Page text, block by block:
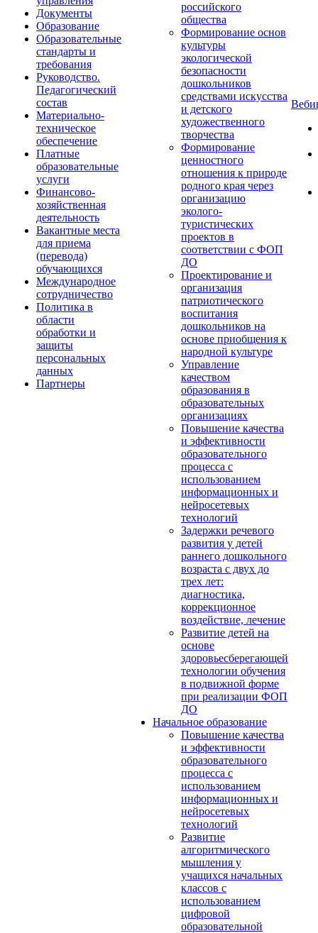
Документы
Образование
Образовательные
стандарты и
требования
Руководство.
Педагогический
состав
Материально-
техническое
обеспечение
Платные
образовательные
услуги
Финансово-
хозяйственная
деятельность
Вакантные места
для приема
(перевода)
обучающихся
Международное
сотрудничество
Политика в
области
обработки и
защиты
персональных
данных
Партнеры
российского
общества
Формирование основ
культуры
экологической
безопасности
дошкольников
средствами искусства
и детского
художественного
творчества
Формирование
ценностного
отношения к природе
родного края через
организацию
эколого-
туристических
проектов в
соответствии с ФОП
ДО
Проектирование и
организация
патриотического
воспитания
дошкольников на
основе приобщения к
народной культуре
Управление
качеством
образования в
образовательных
организациях
Повышение качества
и эффективности
образовательного
процесса с
использованием
информационных и
нейросетевых
технологий
Задержки речевого
развития у детей
раннего дошкольного
возраста с двух до
трех лет:
диагностика,
коррекционное
воздействие, лечение
Развитие детей на
основе
здоровьесберегающей
технологии обучения
в подвижной форме
при реализации ФОП
ДО
Начальное образование
Повышение качества
и эффективности
образовательного
процесса с
использованием
информационных и
нейросетевых
технологий
Развитие
алгоритмического
мышления у
учащихся начальных
классов с
использованием
цифровой
образовательной